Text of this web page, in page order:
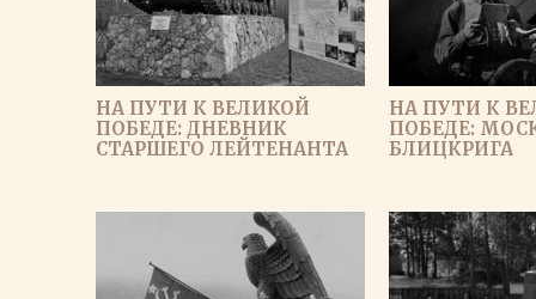
НА ПУТИ К ВЕЛИКОЙ
ПОБЕДЕ: ДНЕВНИК
СТАРШЕГО ЛЕЙТЕНАНТА
НА ПУТИ К
ПОБЕДЕ:
БЛИЦКРИГА